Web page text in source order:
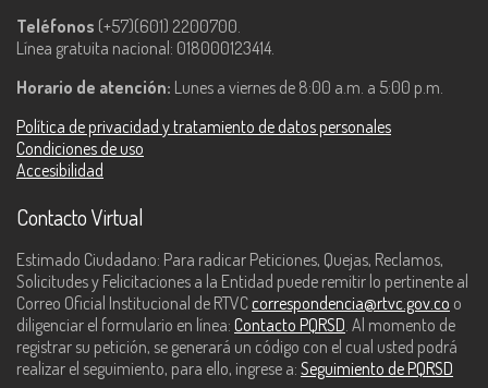
Teléfonos (+57)(601) 2200700.
Línea gratuita nacional: 018000123414.
Horario de atención: Lunes a viernes de 8:00 a.m. a 5:00 p.m.
Política de privacidad y tratamiento de datos personales
Condiciones de uso
Accesibilidad
Contacto Virtual
Estimado Ciudadano: Para radicar Peticiones, Quejas, Reclamos,
Solicitudes y Felicitaciones a la Entidad puede remitir lo pertinente al
Correo Oficial Institucional de RTVC correspondencia@rtvc.gov.co o
diligenciar el formulario en línea: Contacto PQRSD. Al momento de
registrar su petición, se generará un código con el cual usted podrá
realizar el seguimiento, para ello, ingrese a: Seguimiento de PQRSD